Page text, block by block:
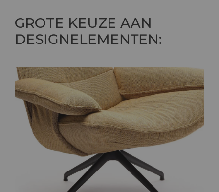
GROTE KEUZE AAN
DESIGNELEMENTEN: